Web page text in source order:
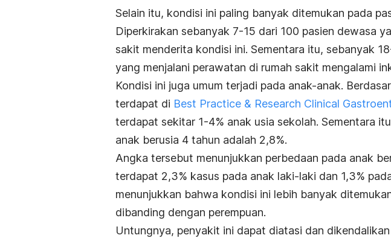
Selain itu, kondisi ini paling banyak ditemukan pada
Diperkirakan sebanyak 7-15 dari 100 pasien dewasa
sakit menderita kondisi ini. Sementara itu, sebanyak
yang menjalani perawatan di rumah sakit mengalami
Kondisi ini juga umum terjadi pada anak-anak.
terdapat di Best Practice & Research Clinical
terdapat sekitar 1-4% anak usia sekolah. Sementara
anak berusia 4 tahun adalah 2,8%.
Angka tersebut menunjukkan perbedaan pada anak
terdapat 2,3% kasus pada anak laki-laki dan 1,3%
menunjukkan bahwa kondisi ini lebih banyak
dibanding dengan perempuan.
Untungnya, penyakit ini dapat diatasi dan